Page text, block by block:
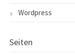
Wordpress
Seiten